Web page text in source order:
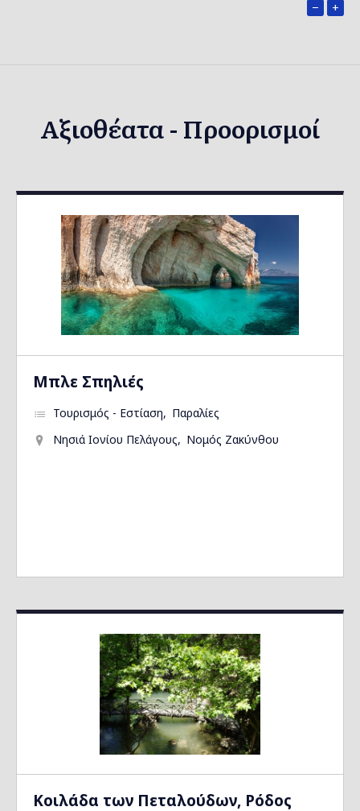
+
−
Αξιοθέατα - Προορισμοί
Μπλε Σπηλιές
Τουρισμός - Εστίαση
Παραλίες
Νησιά Ιονίου Πελάγους
Νομός Ζακύνθου
Kοιλάδα των Πεταλούδων, Ρόδος